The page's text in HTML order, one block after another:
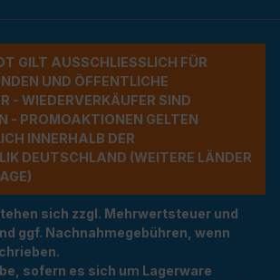
GILT AUSSCHLIESSLICH FÜR G
UND ÖFFENTLICHE A
WIEDERVERKÄUFER SIND A
PROMOAKTIONEN GELTEN A
INNERHALB DER BU
DEUTSCHLAND (WEITERE LÄNDER NU
sich zzgl. Mehrwertsteuer und
ggf. Nachnahmegebühren, wenn
sofern es sich um Lagerware